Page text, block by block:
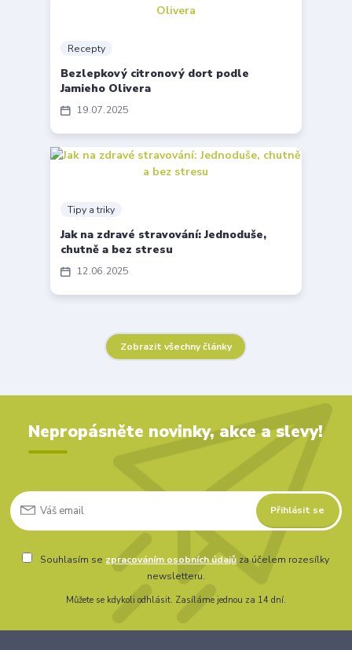
19 07 2025
Recepty
Bezlepkový citronový dort podle
Jamieho Olivera
12 06 2025
Tipy a triky
Jak na zdravé stravování: Jednoduše,
chutně a bez stresu
Zobrazit všechny články
Nepropásněte novinky, akce a slevy!
Přihlásit se
Souhlasím se zpracováním osobních údajů za účelem rozesílky
newsletteru.
Můžete se kdykoli odhlásit. Zasíláme jednou za 14 dní.